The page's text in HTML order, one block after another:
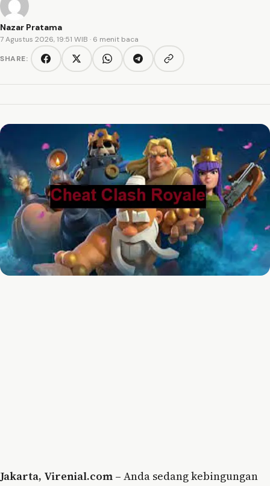
Nazar Pratama
7 Agustus 2026, 19:51 WIB · 6 menit baca
SHARE:
FacebookTwitter/XWhatsAppTelegramCopy link
Jakarta, Virenial.com – Anda sedang kebingungan